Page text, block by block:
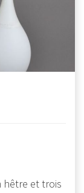
hêtre et trois